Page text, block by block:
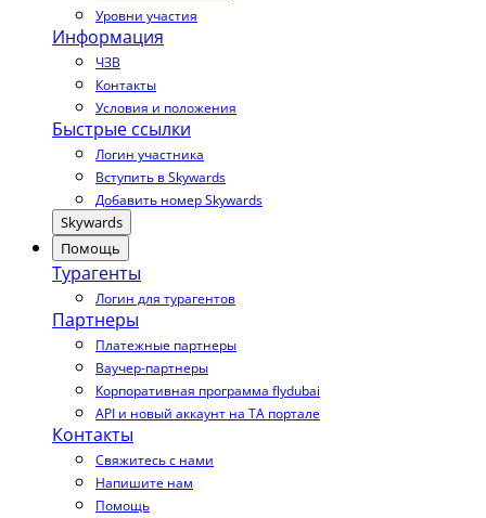
Уровни участия
Информация
ЧЗВ
Контакты
Условия и положения
Быстрые ссылки
Логин участника
Вступить в Skywards
Добавить номер Skywards
Skywards
Помощь
Турагенты
Логин для турагентов
Партнеры
Платежные партнеры
Ваучер-партнеры
Корпоративная программа flydubai
API и новый аккаунт на TA портале
Контакты
Свяжитесь с нами
Напишите нам
Помощь